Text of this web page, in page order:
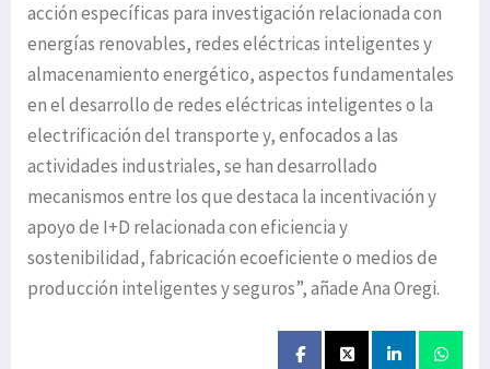
acción específicas para investigación relacionada con
energías renovables, redes eléctricas inteligentes y
almacenamiento energético, aspectos fundamentales
en el desarrollo de redes eléctricas inteligentes o la
electrificación del transporte y, enfocados a las
actividades industriales, se han desarrollado
mecanismos entre los que destaca la incentivación y
apoyo de I+D relacionada con eficiencia y
sostenibilidad, fabricación ecoeficiente o medios de
producción inteligentes y seguros”, añade Ana Oregi.